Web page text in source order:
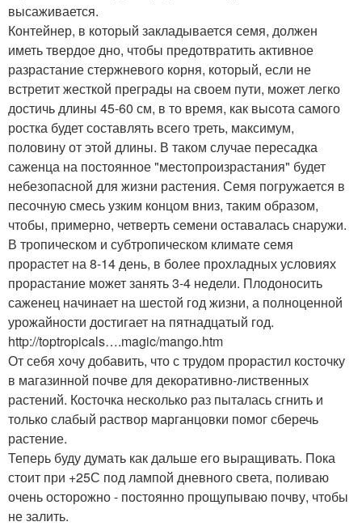
высаживается.
Контейнер, в который закладывается семя, должен
иметь твердое дно, чтобы предотвратить активное
разрастание стержневого корня, который, если не
встретит жесткой преграды на своем пути, может легко
достичь длины 45-60 см, в то время, как высота самого
ростка будет составлять всего треть, максимум,
половину от этой длины. В таком случае пересадка
саженца на постоянное "местопроизрастания" будет
небезопасной для жизни растения. Семя погружается в
песочную смесь узким концом вниз, таким образом,
чтобы, примерно, четверть семени оставалась снаружи.
В тропическом и субтропическом климате семя
прорастет на 8-14 день, в более прохладных условиях
прорастание может занять 3-4 недели. Плодоносить
саженец начинает на шестой год жизни, а полноценной
урожайности достигает на пятнадцатый год.
http://toptropicals….magic/mango.htm
От себя хочу добавить, что с трудом прорастил косточку
в магазинной почве для декоративно-лиственных
растений. Косточка несколько раз пыталась сгнить и
только слабый раствор марганцовки помог сберечь
растение.
Теперь буду думать как дальше его выращивать. Пока
стоит при +25С под лампой дневного света, поливаю
очень осторожно - постоянно прощупываю почву, чтобы
не залить.